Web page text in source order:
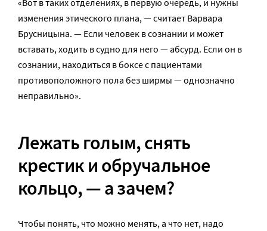
изменения этического плана, — считает Варвара
Брусницына. — Если человек в сознании и может
вставать, ходить в судно для него — абсурд. Если он в
сознании, находиться в боксе с пациентами
противоположного пола без ширмы — однозначно
неправильно».
Лежать голым, снять
крестик и обручальное
кольцо, — а зачем?
Чтобы понять, что можно менять, а что нет, надо